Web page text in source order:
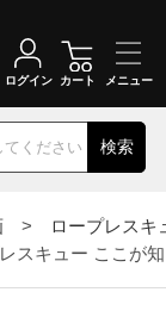
検索
ログイン カート
>
ロープレスキ
スキュー ここが